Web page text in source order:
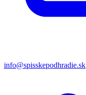
info@spisskepodhradie.sk